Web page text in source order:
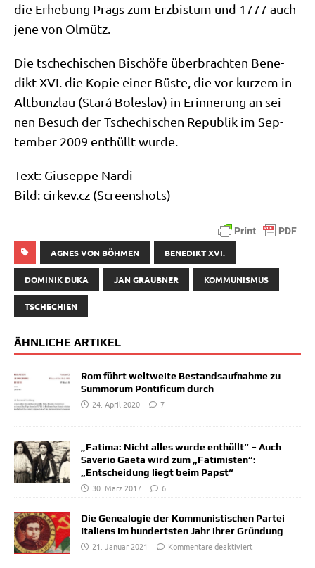
die Erhe­bung Prags zum Erz­bis­tum und 1777 auch
jene von Olmütz.
Die tsche­chi­schen Bischö­fe über­brach­ten Bene­
dikt XVI. die Kopie einer Büste, die vor kur­zem in
Alt­bunz­lau (Stará Boles­lav) in Erin­ne­rung an sei­
nen Besuch der Tsche­chi­schen Repu­blik im Sep­
tem­ber 2009 ent­hüllt wurde.
Text: Giu­sep­pe Nar­di
Bild: cir​kev​.cz (Screen­shots)
AGNES VON BÖHMEN BENEDIKT XVI.
DOMINIK DUKA JAN GRAUBNER KOMMUNISMUS
TSCHECHIEN
ÄHNLICHE ARTIKEL
Rom führt weltweite Bestandsaufnahme zu
Summorum Pontificum durch
24. April 2020
7
„Fatima: Nicht alles wurde enthüllt“ – Auch
Saverio Gaeta wird zum „Fatimisten“:
„Entscheidung liegt beim Papst“
30. März 2017
6
Die Genealogie der Kommunistischen Partei
Italiens im hundertsten Jahr ihrer Gründung
21. Januar 2021
Kommentare deaktiviert